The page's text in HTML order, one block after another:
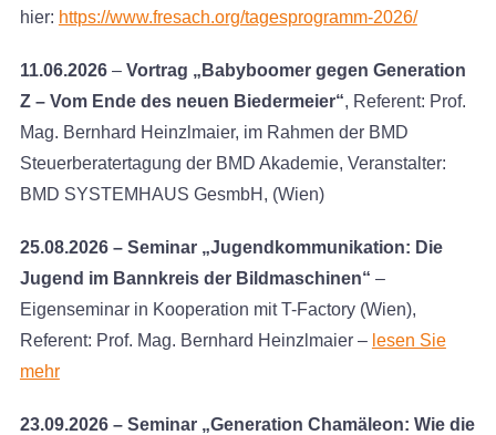
hier: https://www.fresach.org/tagesprogramm-2026/
11.06.2026 – Vortrag „Babyboomer gegen Generation
Z – Vom Ende des neuen Biedermeier“, Referent: Prof.
Mag. Bernhard Heinzlmaier, im Rahmen der BMD
Steuerberatertagung der BMD Akademie, Veranstalter:
BMD SYSTEMHAUS GesmbH, (Wien)
25.08.2026 – Seminar „Jugendkommunikation: Die
Jugend im Bannkreis der Bildmaschinen“ –
Eigenseminar in Kooperation mit T-Factory (Wien),
Referent: Prof. Mag. Bernhard Heinzlmaier – lesen Sie
mehr
23.09.2026 – Seminar „Generation Chamäleon: Wie die